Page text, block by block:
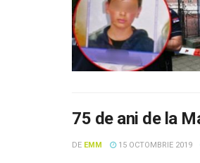
75 de ani de la
DE EMM 15 OCTOMBRIE 2019